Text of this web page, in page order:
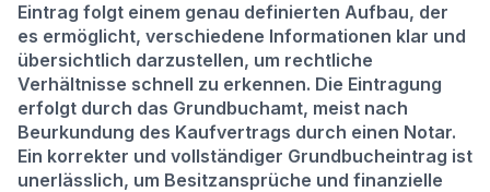
Eintrag folgt einem genau definierten Aufbau, der
es ermöglicht, verschiedene Informationen klar und
übersichtlich darzustellen, um rechtliche
Verhältnisse schnell zu erkennen. Die Eintragung
erfolgt durch das Grundbuchamt, meist nach
Beurkundung des Kaufvertrags durch einen Notar.
Ein korrekter und vollständiger Grundbucheintrag ist
unerlässlich, um Besitzansprüche und finanzielle